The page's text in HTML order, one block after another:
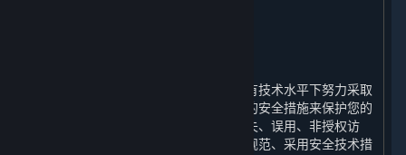
为保障您的个人信息安全，我们会在现有技术水平下努力采取
合理必要的物理、技术和行政管理方面的安全措施来保护您的
个人信息，以防止您的个人信息遭受丢失、误用、非授权访
问、披露和更改，包括建立合理的制度规范、采用安全技术措